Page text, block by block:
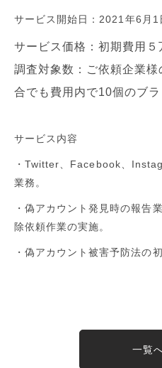
サービス開始日： 2021 年6 月 1
サービス価格：初期費用５
調査対象数：ご依頼企業
合でも費用内で10個のブ
サービス内容
・Twitter、 Facebook
業務。
・偽アカウント発見時の報告
除依頼作業の実施。
・偽アカウント被害予防法の
一覧